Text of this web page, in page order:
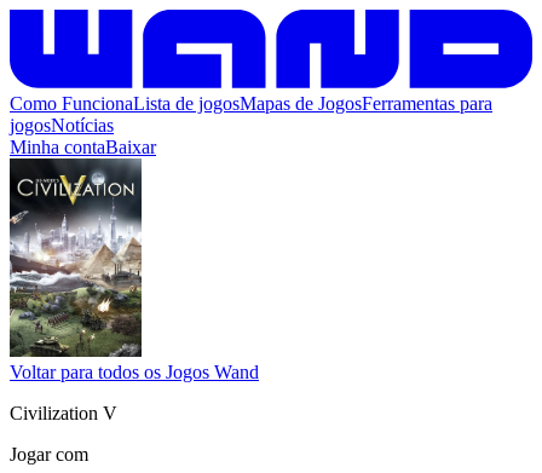
Como FuncionaLista de jogosMapas de JogosFerramentas para
jogosNotícias
Minha contaBaixar
Voltar para todos os Jogos Wand
Civilization V
Jogar com